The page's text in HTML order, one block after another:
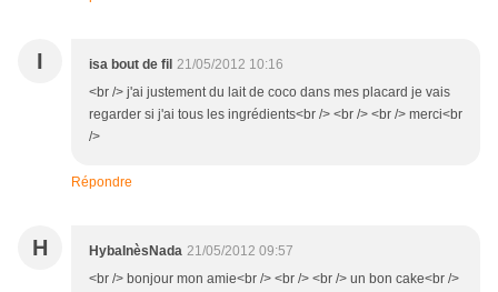
I isa bout de fil 21/05/2012 10:16
<br /> j'ai justement du lait de coco dans mes placard je vais
regarder si j'ai tous les ingrédients<br /> <br /> <br /> merci<br
/>
Répondre
H HybaInèsNada 21/05/2012 09:57
<br /> bonjour mon amie<br /> <br /> <br /> un bon cake<br />